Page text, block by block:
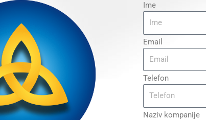
Ime
Email
Telefon
Naziv kompanije